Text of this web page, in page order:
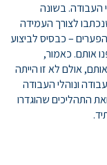
העבודה. בשונה
לצורך העמידה
– כבסיס לביצוע
אותם. כאמור,
אולם לא זו הייתה
ונוהלי העבודה
התהליכים שהוגדרו